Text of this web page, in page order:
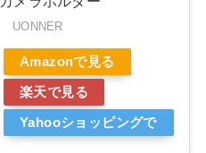
UONNER
Amazonで見る
楽天で見る
Yahooショッピングで